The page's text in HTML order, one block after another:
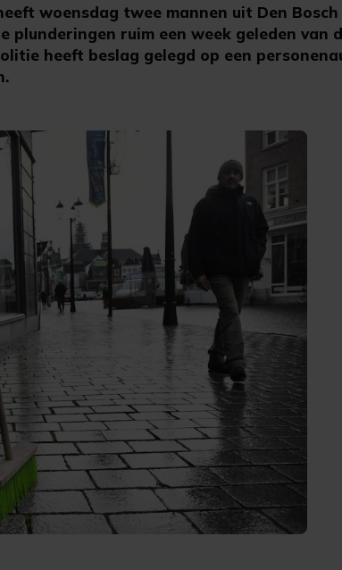
woensdag twee mannen uit Den
plunderingen ruim een week geleden van
heeft beslag gelegd op een